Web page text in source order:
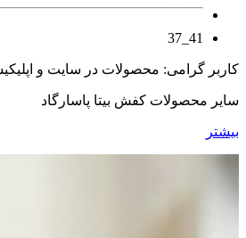
41_37
کاربر گرامی: محصولات در سایت و
سایر محصولات کفش بیتا پاسارگاد
بیشتر